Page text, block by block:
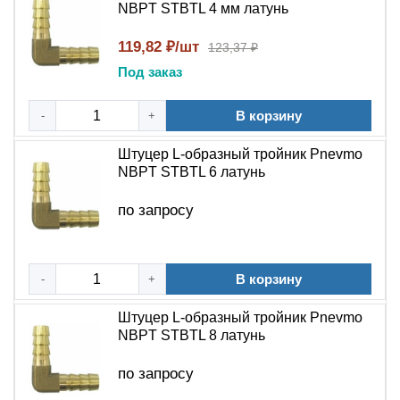
NBPT STBTL 4 мм латунь
119,82 ₽/шт 123,37 ₽
Под заказ
- + В корзину
Штуцер L-образный тройник Pnevmo
NBPT STBTL 6 латунь
по запросу
- + В корзину
Штуцер L-образный тройник Pnevmo
NBPT STBTL 8 латунь
по запросу